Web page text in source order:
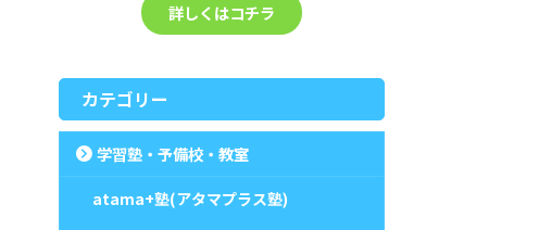
詳しくはコチラ
カテゴリー
学習塾・予備校・教室
atama+塾(アタマプラス塾)